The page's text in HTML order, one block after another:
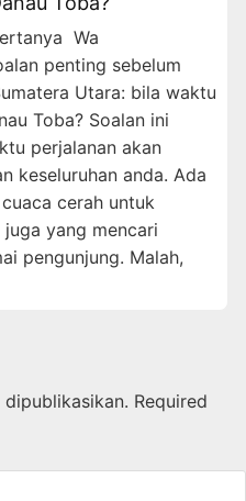
Wa
penting sebelum
Utara: bila waktu
Toba? Soalan ini
perjalanan akan
keseluruhan anda. Ada
cerah untuk
yang mencari
pengunjung. Malah,
Required